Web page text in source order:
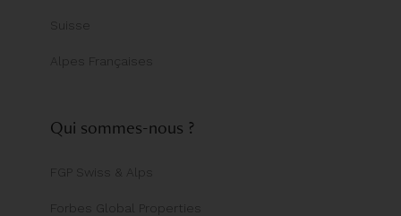
Suisse
Alpes Françaises
Qui sommes-nous ?
FGP Swiss & Alps
Forbes Global Properties